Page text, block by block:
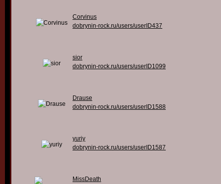
Corvinus
dobrynin-rock.ru/users/userID437
sior
dobrynin-rock.ru/users/userID1099
Drause
dobrynin-rock.ru/users/userID1588
yuriy
dobrynin-rock.ru/users/userID1587
MissDeath